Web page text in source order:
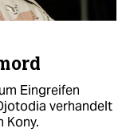
Eingreifen
verhandelt
Kony.